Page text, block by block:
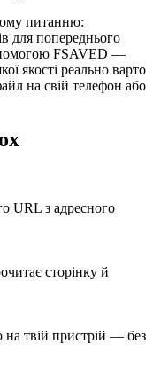
питанню:
для попереднього
FSAVED —
якості реально варто
на свій телефон або
URL з адресного
сторінку й
на твій пристрій — без